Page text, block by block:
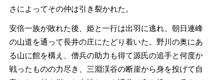
さによってその仲は引き裂かれた。
安倍一族が敗れた後、姫と一行は出羽に逃れ、朝日連峰
の山道を通って長井の庄にたどり着いた。野川の奥にあ
る山に館を構え、僧兵の助力も得て源氏の追手と何度か
戦ったものの力尽き、三淵渓谷の断崖から身を投げて自